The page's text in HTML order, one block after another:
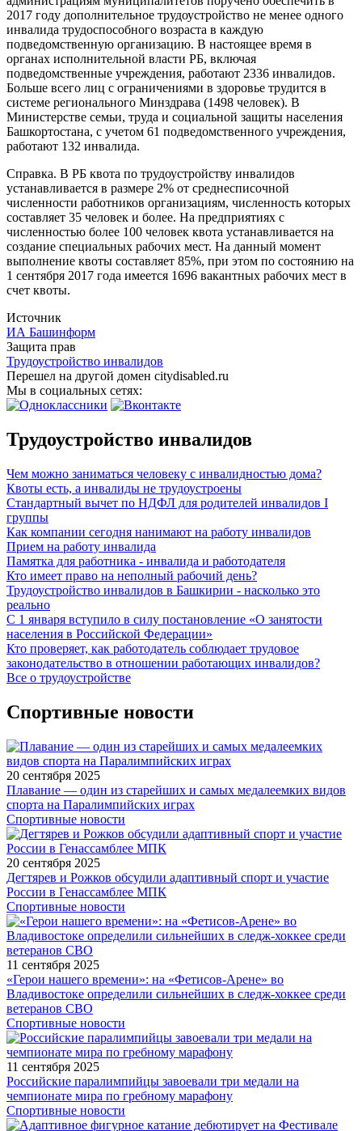
2017 году дополнительное трудоустройство не менее одного
инвалида трудоспособного возраста в каждую
подведомственную организацию. В настоящее время в
органах исполнительной власти РБ, включая
подведомственные учреждения, работают 2336 инвалидов.
Больше всего лиц с ограничениями в здоровье трудится в
системе регионального Минздрава (1498 человек). В
Министерстве семьи, труда и социальной защиты населения
Башкортостана, с учетом 61 подведомственного учреждения,
работают 132 инвалида.
Справка. В РБ квота по трудоустройству инвалидов
устанавливается в размере 2% от среднесписочной
численности работников организациям, численность которых
составляет 35 человек и более. На предприятиях с
численностью более 100 человек квота устанавливается на
создание специальных рабочих мест. На данный момент
выполнение квоты составляет 85%, при этом по состоянию на
1 сентября 2017 года имеется 1696 вакантных рабочих мест в
счет квоты.
Источник
ИА Башинформ
Защита прав
Трудоустройство инвалидов
Перешел на другой домен citydisabled.ru
Мы в социальных сетях:
Трудоустройство инвалидов
Чем можно заниматься человеку с инвалидностью дома?
Квоты есть, а инвалиды не трудоустроены
Стандартный вычет по НДФЛ для родителей инвалидов I
группы
Как компании сегодня нанимают на работу инвалидов
Прием на работу инвалида
Памятка для работника - инвалида и работодателя
Кто имеет право на неполный рабочий день?
Трудоустройство инвалидов в Башкирии - насколько это
реально
С 1 января вступило в силу постановление «О занятости
населения в Российской Федерации»
Кто проверяет, как работодатель соблюдает трудовое
законодательство в отношении работающих инвалидов?
Все о трудоустройстве
Спортивные новости
20 сентября 2025
Плавание — один из старейших и самых медалеемких видов
спорта на Паралимпийских играх
Спортивные новости
20 сентября 2025
Дегтярев и Рожков обсудили адаптивный спорт и участие
России в Генассамблее МПК
Спортивные новости
11 сентября 2025
«Герои нашего времени»: на «Фетисов-Арене» во
Владивостоке определили сильнейших в следж-хоккее среди
ветеранов СВО
Спортивные новости
11 сентября 2025
Российские паралимпийцы завоевали три медали на
чемпионате мира по гребному марафону
Спортивные новости